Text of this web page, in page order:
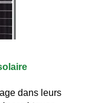
dans leurs